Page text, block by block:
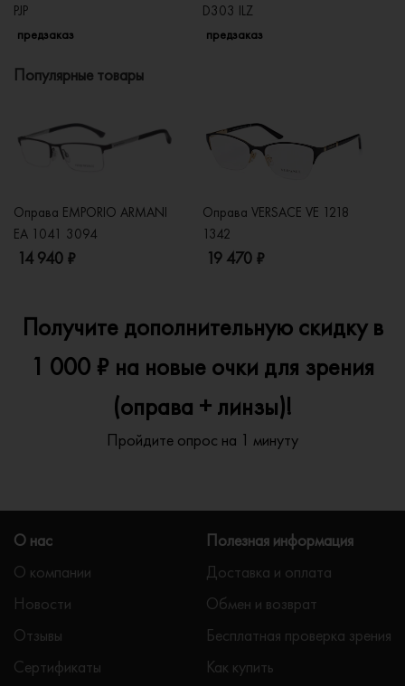
PJP
предзаказ
D303 ILZ
предзаказ
Популярные товары
Оправа EMPORIO ARMANI
EA 1041 3094
14 940 ₽
Оправа VERSACE VE 1218
1342
19 470 ₽
Получите дополнительную скидку в
1 000 ₽ на новые очки для зрения
(оправа + линзы)!
Пройдите опрос на 1 минуту
О нас
О компании
Новости
Отзывы
Сертификаты
Полезная информация
Доставка и оплата
Обмен и возврат
Бесплатная проверка зрения
Как купить